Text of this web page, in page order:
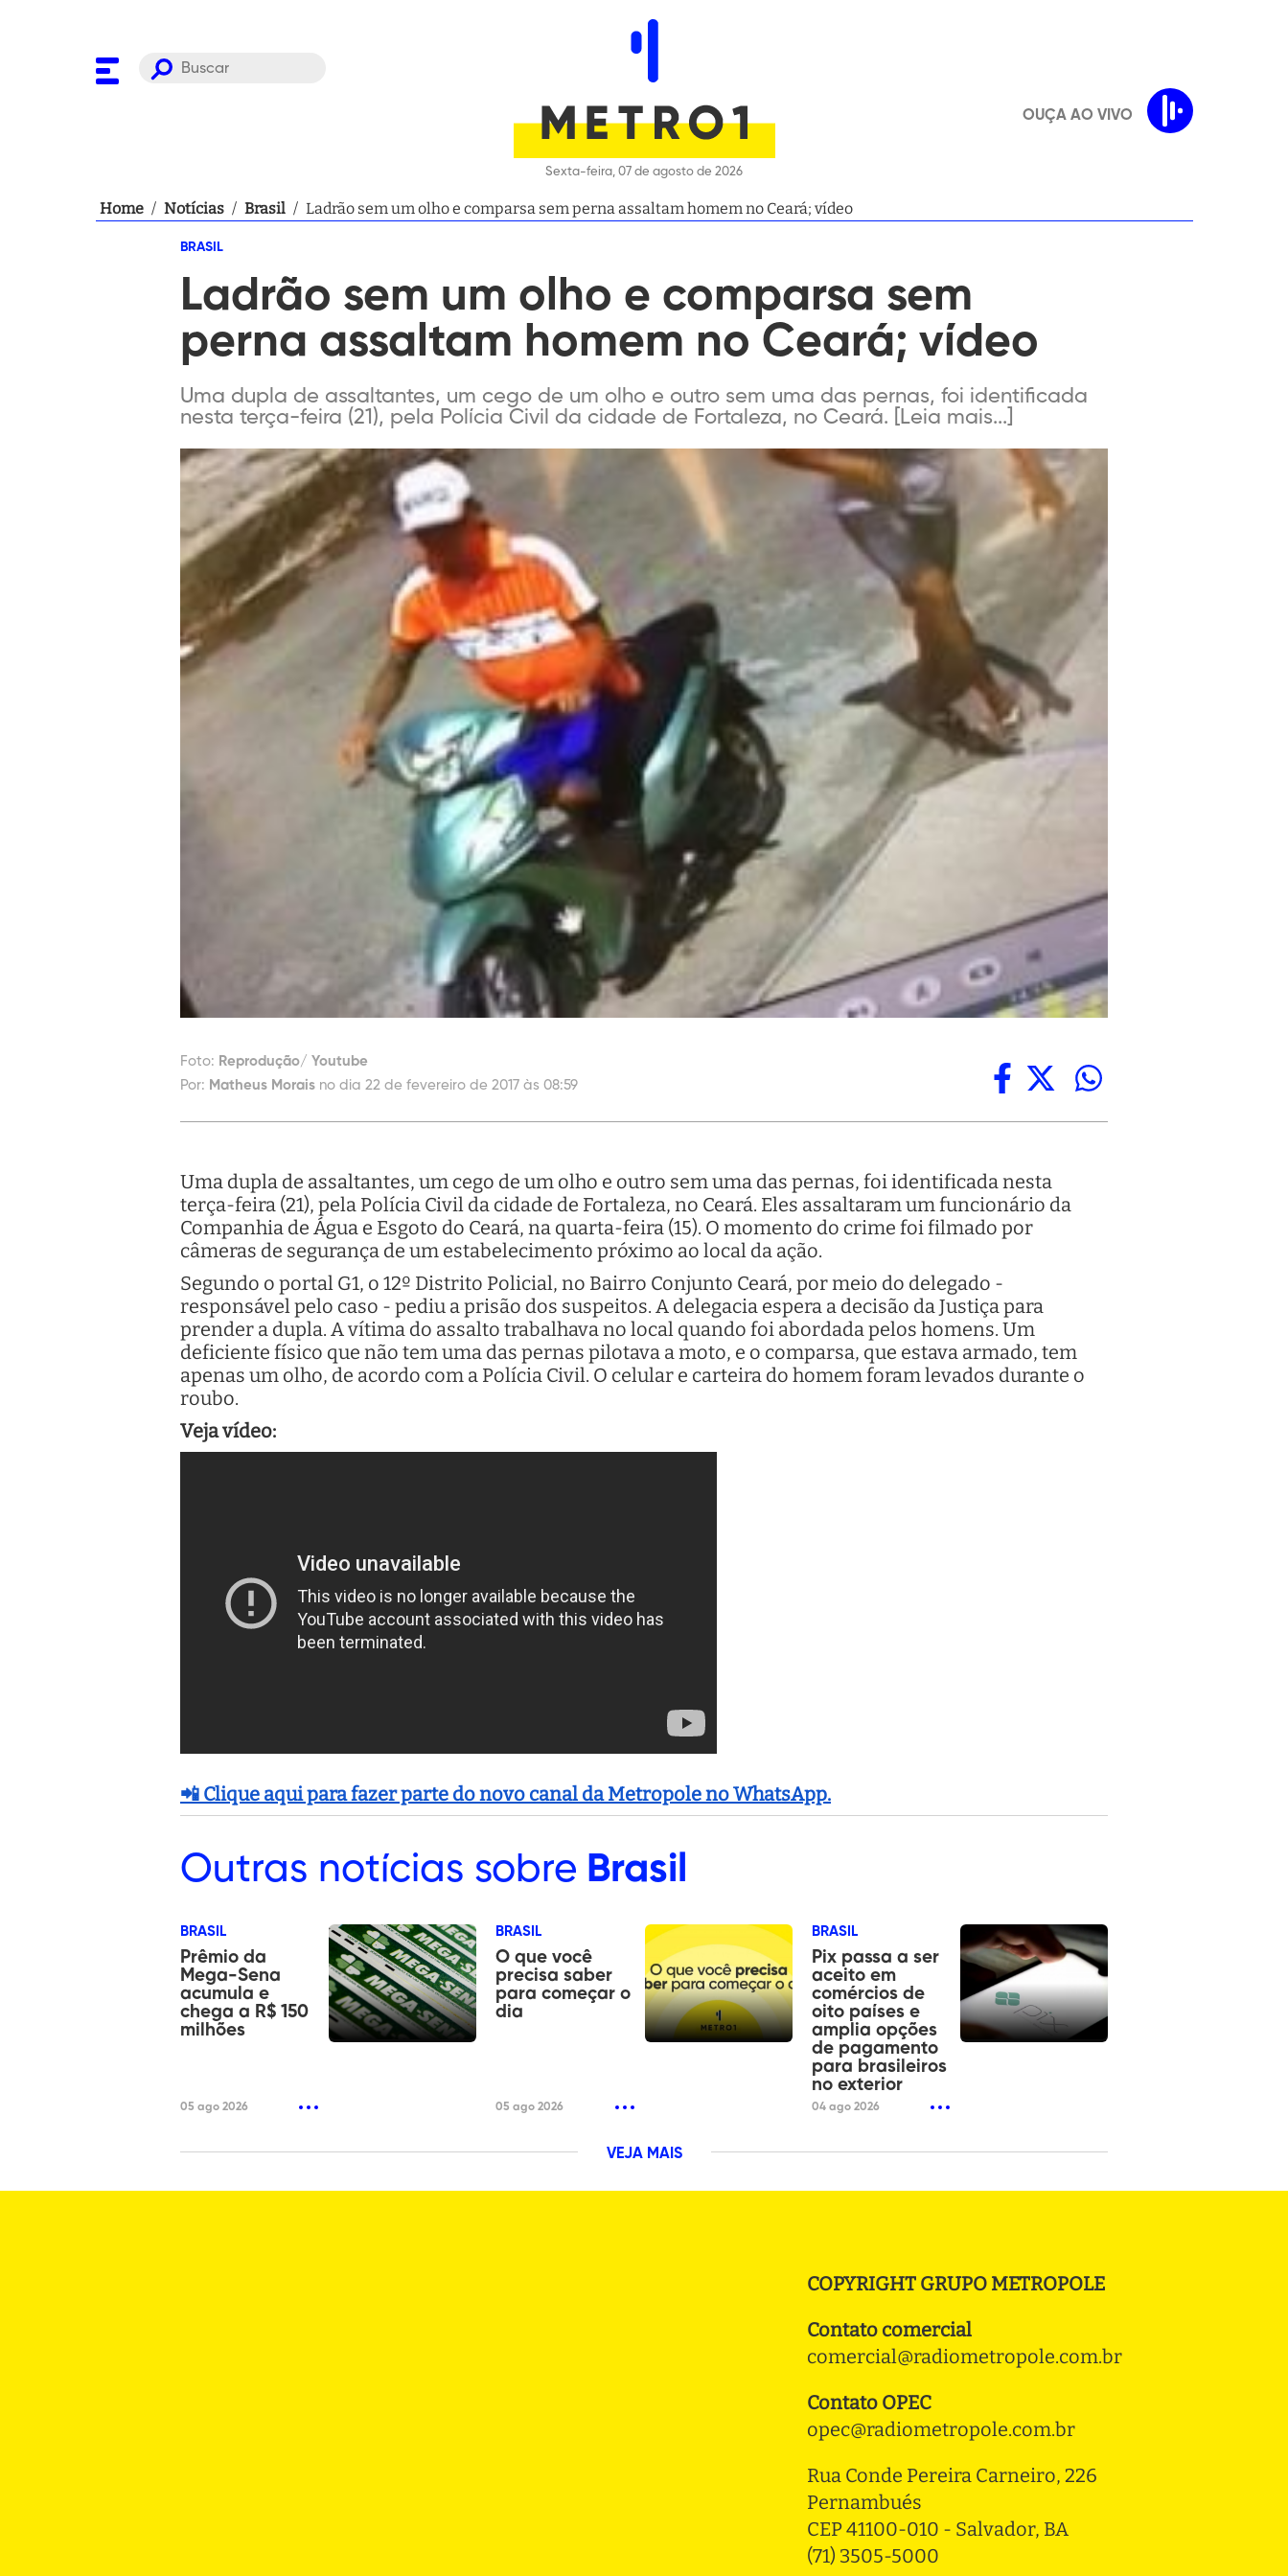
Sexta-feira, 07 de agosto de 2026
OUÇA AO VIVO
Home / Notícias / Brasil / Ladrão sem um olho e comparsa sem perna assaltam homem no Ceará; vídeo
BRASIL
Ladrão sem um olho e comparsa sem
perna assaltam homem no Ceará; vídeo
Uma dupla de assaltantes, um cego de um olho e outro sem uma das pernas, foi identificada
nesta terça-feira (21), pela Polícia Civil da cidade de Fortaleza, no Ceará. [Leia mais...]
Foto: Reprodução/ Youtube
Por: Matheus Morais no dia 22 de fevereiro de 2017 às 08:59
Uma dupla de assaltantes, um cego de um olho e outro sem uma das pernas, foi identificada nesta
terça-feira (21), pela Polícia Civil da cidade de Fortaleza, no Ceará. Eles assaltaram um funcionário da
Companhia de Água e Esgoto do Ceará, na quarta-feira (15). O momento do crime foi filmado por
câmeras de segurança de um estabelecimento próximo ao local da ação.
Segundo o portal G1, o 12º Distrito Policial, no Bairro Conjunto Ceará, por meio do delegado -
responsável pelo caso - pediu a prisão dos suspeitos. A delegacia espera a decisão da Justiça para
prender a dupla. A vítima do assalto trabalhava no local quando foi abordada pelos homens. Um
deficiente físico que não tem uma das pernas pilotava a moto, e o comparsa, que estava armado, tem
apenas um olho, de acordo com a Polícia Civil. O celular e carteira do homem foram levados durante o
roubo.
Veja vídeo:
📲 Clique aqui para fazer parte do novo canal da Metropole no WhatsApp.
Outras notícias sobre Brasil
BRASIL
Prêmio da
Mega-Sena
acumula e
chega a R$ 150
milhões
05 ago 2026
BRASIL
O que você
precisa saber
para começar o
dia
05 ago 2026
BRASIL
Pix passa a ser
aceito em
comércios de
oito países e
amplia opções
de pagamento
para brasileiros
no exterior
04 ago 2026
VEJA MAIS
COPYRIGHT GRUPO METROPOLE
Contato comercial
comercial@radiometropole.com.br
Contato OPEC
opec@radiometropole.com.br
Rua Conde Pereira Carneiro, 226
Pernambués
CEP 41100-010 - Salvador, BA
(71) 3505-5000